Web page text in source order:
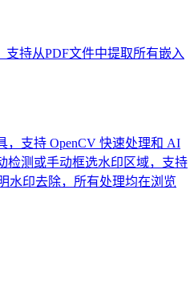
支持从PDF文件中提取所有嵌入
，支持 OpenCV 快速处理和 AI
检测或手动框选水印区域，支持
水印去除，所有处理均在浏览